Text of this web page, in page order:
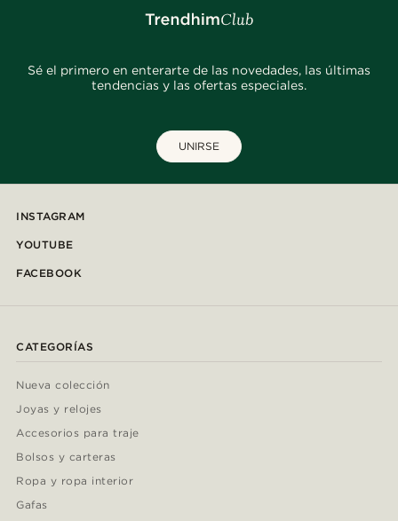
Sé el primero en enterarte de las novedades, las últimas
tendencias y las ofertas especiales.
UNIRSE
INSTAGRAM
YOUTUBE
FACEBOOK
CATEGORÍAS
Nueva colección
Joyas y relojes
Accesorios para traje
Bolsos y carteras
Ropa y ropa interior
Gafas